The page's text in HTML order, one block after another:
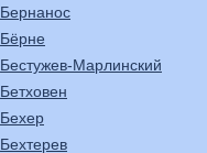
Бернанос
Бёрне
Бестужев-Марлинский
Бетховен
Бехер
Бехтерев